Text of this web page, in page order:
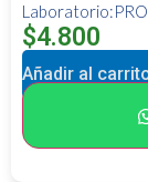
$4.800
Añadir al